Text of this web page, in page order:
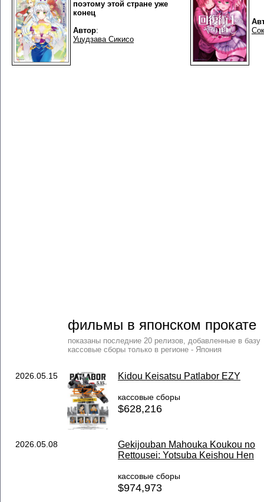
поэтому этой стране уже
конец
Автор:
Уцудзава Сикисо
фильмы в японском прокате
показаны последние 20 релизов, добавленные в базу
кассовые сборы только в регионе - Япония
2026.05.15 Kidou Keisatsu Patlabor EZY
кассовые сборы
$628,216
2026.05.08
Gekijouban Mahouka Koukou no
Rettousei: Yotsuba Keishou Hen
кассовые сборы
$974,973